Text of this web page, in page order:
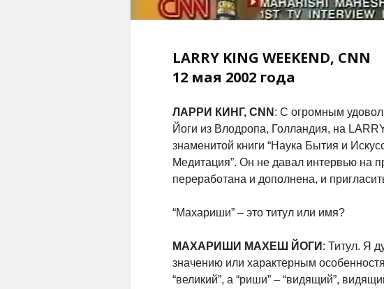
LARRY KING WEEKEND, CNN
12 мая 2002 года
ЛАРРИ КИНГ, CNN : С огромным
Йоги из Влодропа, Голландия, на
знаменитой книги “Наука Бытия и
Медитация”. Он не давал интервью на
переработана и дополнена, и
“Махариши” – это титул или имя?
МАХАРИШИ МАХЕШ ЙОГИ : Титул. Я
значению или характерным
“великий”, а “риши” – “видящий”,